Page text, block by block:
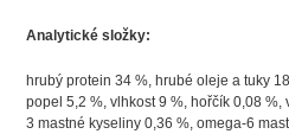
Analytické složky:
hrubý protein 34 %, hrubé oleje a tuky
popel 5,2 %, vlhkost 9 %, hořčík 0,08
3 mastné kyseliny 0,36 %, omega-6